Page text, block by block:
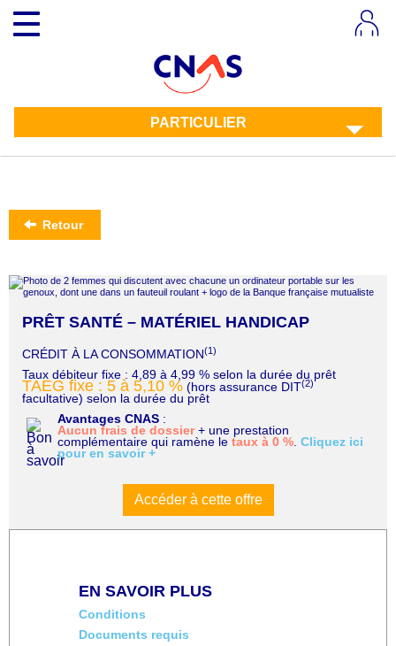
contenu
principal
Toggle
navigation
PARTICULIER
Retour
PRÊT SANTÉ – MATÉRIEL HANDICAP
CRÉDIT À LA CONSOMMATION(1)
Taux débiteur fixe : 4,89 à 4,99 % selon la durée du prêt
TAEG fixe : 5 à 5,10 % (hors assurance DIT(2)
facultative) selon la durée du prêt
Avantages CNAS :
Aucun frais de dossier+ une prestation
complémentaire qui ramène le taux à 0 % Cliquez ici
pour en savoir +
Accéder à cette offre
EN SAVOIR PLUS
Conditions
Documents requis